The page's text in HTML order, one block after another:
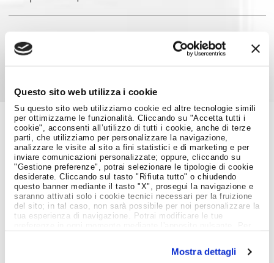
Questo sito web utilizza i cookie
Su questo sito web utilizziamo cookie ed altre tecnologie simili
per ottimizzarne le funzionalità. Cliccando su "Accetta tutti i
cookie", acconsenti all’utilizzo di tutti i cookie, anche di terze
parti, che utilizziamo per personalizzare la navigazione,
analizzare le visite al sito a fini statistici e di marketing e per
inviare comunicazioni personalizzate; oppure, cliccando su
"Gestione preferenze", potrai selezionare le tipologie di cookie
desiderate. Cliccando sul tasto "Rifiuta tutto" o chiudendo
questo banner mediante il tasto "X", prosegui la navigazione e
saranno attivati solo i cookie tecnici necessari per la fruizione
del sito; in tal caso, non sarà possibile per noi personalizzare la
tua esperienza di navigazione. Potrai modificare le tue
Mostra dettagli
Job Meeting
MAGAZINE
Notizie dal Mondo del Lavoro